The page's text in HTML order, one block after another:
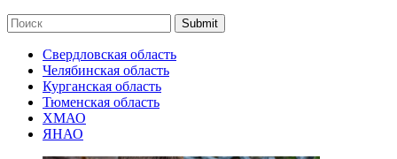
Submit
Свердловская область
Челябинская область
Курганская область
Тюменская область
ХМАО
ЯНАО